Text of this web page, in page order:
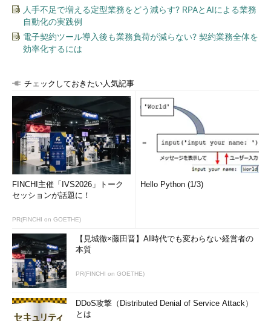
人手不足で増える定型業務をどう減らす? RPAとAIによる業務
自動化の実践例
電子契約ツール導入後も業務負荷が減らない? 契約業務全体を
効率化するには
チェックしておきたい人気記事
FINCHI主催「IVS2026」トーク
セッションが話題に！
PR(FINCHI on GOETHE)
Hello Python (1/3)
【見城徹×藤田晋】AI時代でも変わらない経営者の
本質
PR(FINCHI on GOETHE)
DDoS攻撃（Distributed Denial of Service Attack）
とは